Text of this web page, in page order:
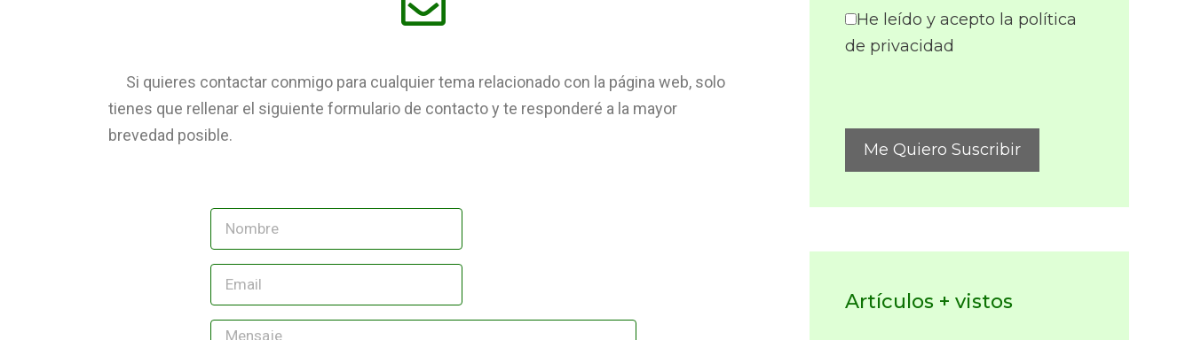
Si quieres contactar conmigo para cualquier tema relacionado con la página web, solo
tienes que rellenar el siguiente formulario de contacto y te responderé a la mayor
brevedad posible.
He leído y acepto la política
de privacidad
Artículos + vistos